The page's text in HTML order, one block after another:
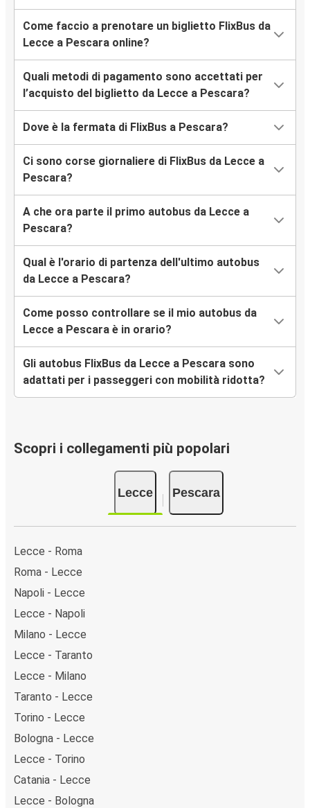
Come faccio a prenotare un biglietto FlixBus da
Lecce a Pescara online?
Quali metodi di pagamento sono accettati per
l’acquisto del biglietto da Lecce a Pescara?
Dove è la fermata di FlixBus a Pescara?
Ci sono corse giornaliere di FlixBus da Lecce a
Pescara?
A che ora parte il primo autobus da Lecce a
Pescara?
Qual è l'orario di partenza dell'ultimo autobus
da Lecce a Pescara?
Come posso controllare se il mio autobus da
Lecce a Pescara è in orario?
Gli autobus FlixBus da Lecce a Pescara sono
adattati per i passeggeri con mobilità ridotta?
Scopri i collegamenti più popolari
Lecce Pescara
Lecce - Roma
Roma - Lecce
Napoli - Lecce
Lecce - Napoli
Milano - Lecce
Lecce - Taranto
Lecce - Milano
Taranto - Lecce
Torino - Lecce
Bologna - Lecce
Lecce - Torino
Catania - Lecce
Lecce - Bologna